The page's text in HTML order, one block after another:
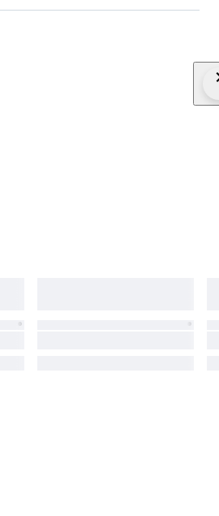
de prendre en compte les photos. La